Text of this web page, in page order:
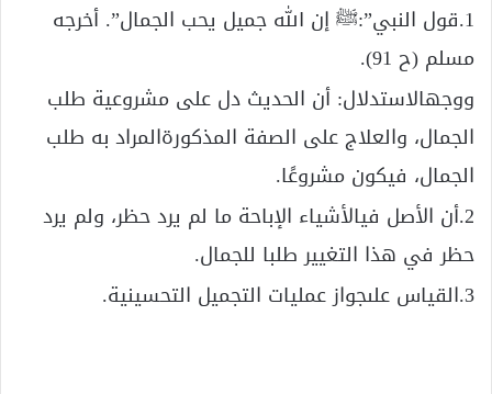
1.قول النبي”:ﷺ إن الله جميل يحب الجمال”. أخرجه
مسلم (ح 91).
ووجهالاستدلال: أن الحديث دل على مشروعية طلب
الجمال، والعلاج على الصفة المذكورةالمراد به طلب
الجمال، فيكون مشروعًا.
2.أن الأصل فيالأشياء الإباحة ما لم يرد حظر، ولم يرد
حظر في هذا التغيير طلبا للجمال.
3.القياس علىجواز عمليات التجميل التحسينية.